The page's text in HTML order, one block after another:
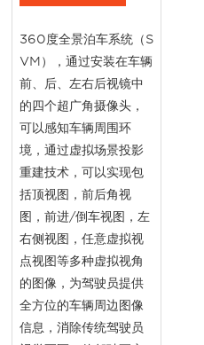
360度全景泊车系统（S
VM），通过安装在车辆
前、后、左右后视镜中
的四个超广角摄像头，
可以感知车辆周围环
境，通过虚拟场景投影
重建技术，可以实现包
括顶视图，前后角视
图，前进/倒车视图，左
右侧视图，任意虚拟视
点视图等多种虚拟视角
的图像，为驾驶员提供
全方位的车辆周边图像
信息，消除传统驾驶员